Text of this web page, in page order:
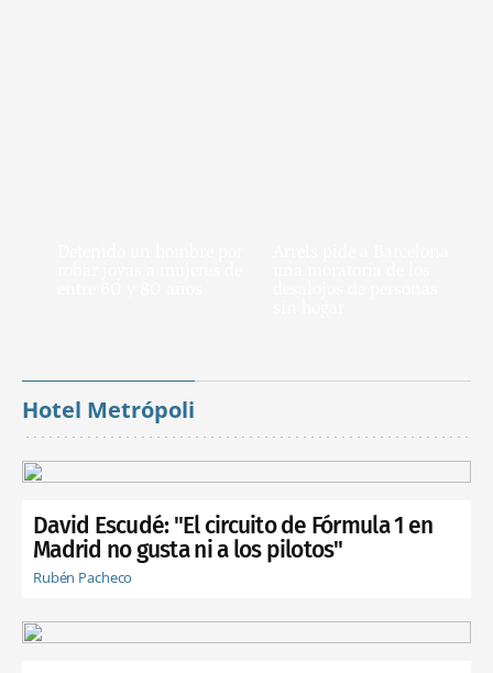
Hotel Metrópoli
David Escudé: "El circuito de Fórmula 1 en
Madrid no gusta ni a los pilotos"
Rubén Pacheco